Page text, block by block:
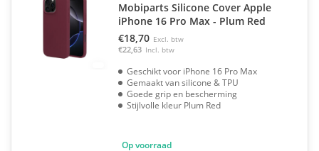
Mobiparts Silicone Cover Apple
iPhone 16 Pro Max - Plum Red
€18,70 Excl. btw
€22,63 Incl. btw
Geschikt voor iPhone 16 Pro Max
Gemaakt van silicone & TPU
Goede grip en bescherming
Stijlvolle kleur Plum Red
Op voorraad